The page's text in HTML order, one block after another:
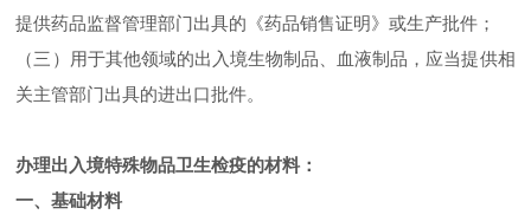
提供药品监督管理部门出具的《药品销售证明》或生产批件；
（三）用于其他领域的出入境生物制品、血液制品，应当提供相
关主管部门出具的进出口批件。
办理出入境特殊物品卫生检疫的材料：
一、基础材料